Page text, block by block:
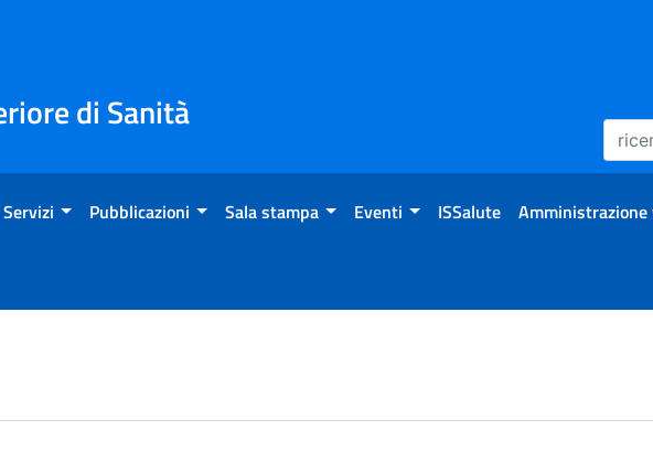
di Sanità
Servizi Pubblicazioni Sala stampa Eventi ISSalute
Eventi